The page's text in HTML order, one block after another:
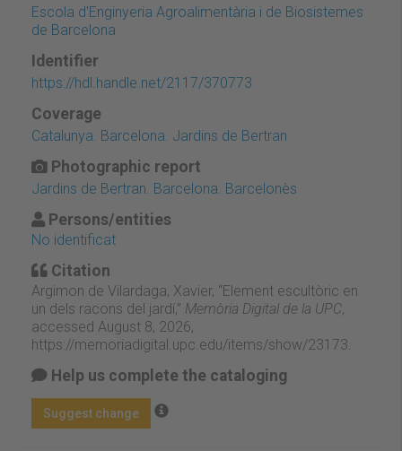
Escola d'Enginyeria Agroalimentària i de Biosistemes
de Barcelona
Identifier
https://hdl.handle.net/2117/370773
Coverage
Catalunya. Barcelona. Jardins de Bertran
Photographic report
Jardins de Bertran. Barcelona. Barcelonès
Persons/entities
No identificat
Citation
Argimon de Vilardaga, Xavier, “Element escultòric en
un dels racons del jardí,” Memòria Digital de la UPC,
accessed August 8, 2026,
https://memoriadigital.upc.edu/items/show/23173
Help us complete the cataloging
Suggest change